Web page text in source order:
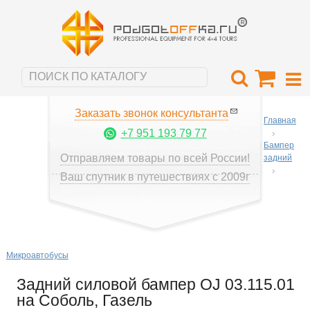
Заказать звонок консультанта
+7 951 193 79 77
Отправляем товары по всей России!
Ваш спутник в путешествиях с 2009г
Главная
Бампер
задний
Микроавтобусы
Задний силовой бампер OJ 03.115.01
на Соболь, Газель